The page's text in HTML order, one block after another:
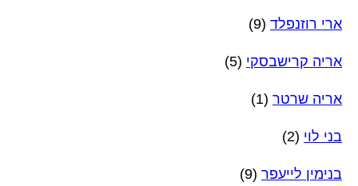
ארי רוזנפלד (9)
אריה קרישבסקי (5)
אריה שרטר (1)
בני לוי (2)
בנימין לייעפר (9)